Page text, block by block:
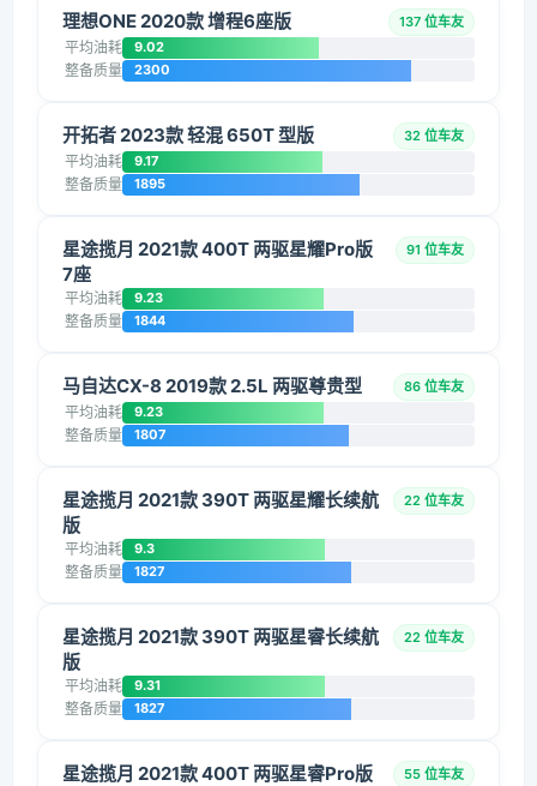
理想ONE 2020款 增程6座版 137 位车友
平均油耗 9.02
整备质量 2300
开拓者 2023款 轻混 650T 型版 32 位车友
平均油耗 9.17
整备质量 1895
星途揽月 2021款 400T 两驱星耀Pro版
7座
91 位车友
平均油耗 9.23
整备质量 1844
马自达CX-8 2019款 2.5L 两驱尊贵型 86 位车友
平均油耗 9.23
整备质量 1807
星途揽月 2021款 390T 两驱星耀长续航
版
22 位车友
平均油耗 9.3
整备质量 1827
星途揽月 2021款 390T 两驱星睿长续航
版
22 位车友
平均油耗 9.31
整备质量 1827
星途揽月 2021款 400T 两驱星睿Pro版
55 位车友